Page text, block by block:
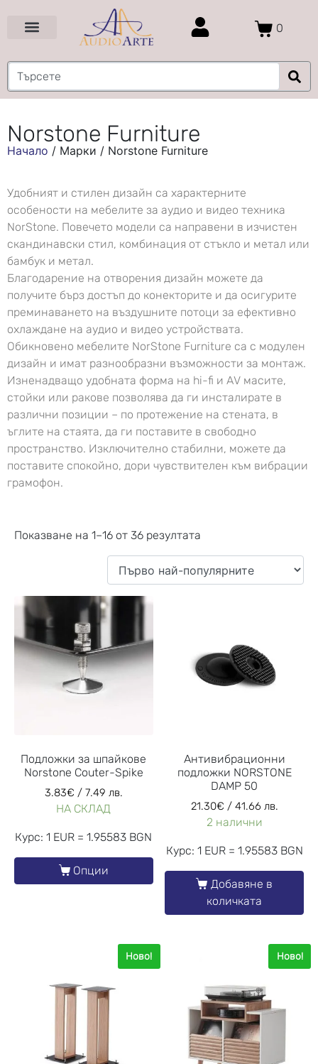
0
Norstone Furniture
Начало / Марки / Norstone Furniture
Удобният и стилен дизайн са характерните
особености на мебелите за аудио и видео техника
NorStone. Повечето модели са направени в изчистен
скандинавски стил, комбинация от стъкло и метал или
бамбук и метал.
Благодарение на отворения дизайн можете да
получите бърз достъп до конекторите и да осигурите
преминаването на въздушните потоци за ефективно
охлаждане на аудио и видео устройствата.
Обикновено мебелите NorStone Furniture са с модулен
дизайн и имат разнообразни възможности за монтаж.
Изненадващо удобната форма на hi-fi и AV масите,
стойки или ракове позволява да ги инсталирате в
различни позиции – по протежение на стената, в
ъглите на стаята, да ги поставите в свободно
пространство. Изключително стабилни, можете да
поставите спокойно, дори чувствителен към вибрации
грамофон.
Показване на 1–16 от 36 резултата
Подложки за шпайкове
Norstone Couter-Spike
3.83€ / 7.49 лв.
НА СКЛАД
Курс: 1 EUR = 1.95583 BGN
Опции
Антивибрационни
подложки NORSTONE
DAMP 50
21.30€ / 41.66 лв.
2 налични
Курс: 1 EUR = 1.95583 BGN
Добавяне в
количката
Ново! Ново!